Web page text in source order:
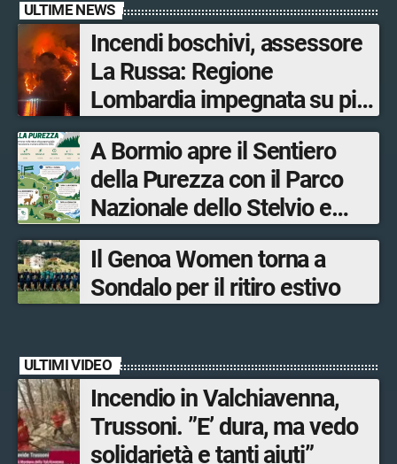
ULTIME NEWS
Incendi boschivi, assessore
La Russa: Regione
Lombardia impegnata su più
fronti, 48 volontari coinvolti
tra le province di Lecco,
Sondrio, Milano e Como
A Bormio apre il Sentiero
della Purezza con il Parco
Nazionale dello Stelvio e
Bormio Tourism
Il Genoa Women torna a
Sondalo per il ritiro estivo
ULTIMI VIDEO
Incendio in Valchiavenna,
Trussoni. ”E’ dura, ma vedo
solidarietà e tanti aiuti”